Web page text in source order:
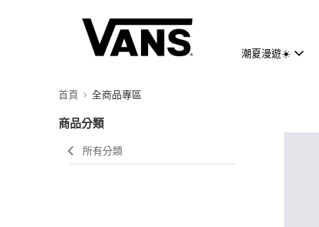
潮夏漫遊☀️
首頁 全商品專區
商品分類
所有分類